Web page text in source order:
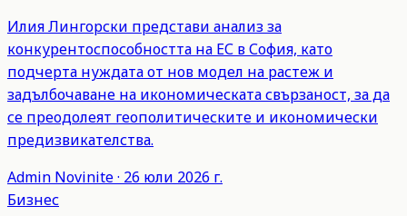
Илия Лингорски представи анализ за
конкурентоспособността на ЕС в София, като
подчерта нуждата от нов модел на растеж и
задълбочаване на икономическата свързаност, за да
се преодолеят геополитическите и икономически
предизвикателства.
Admin Novinite· 26 юли 2026 г.
Бизнес